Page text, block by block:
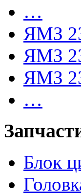
…
ЯМЗ
ЯМЗ
ЯМЗ
…
Блок